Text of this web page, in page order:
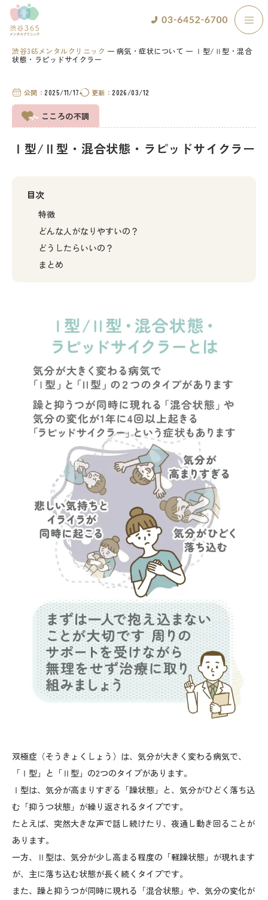
渋谷365メンタルクリニック 病気・症状について
Ⅰ型/Ⅱ型・混合
状態・ラピッドサイクラー
公開：2025/11/17 更新：2026/03/12
こころの不調
Ⅰ型/Ⅱ型・混合状態・ラピッドサイクラー
目次
特徴
どんな人がなりやすいの？
どうしたらいいの？
まとめ
双極症（そうきょくしょう）は、気分が大きく変わる病気で、
「Ⅰ型」と「Ⅱ型」の2つのタイプがあります。
Ⅰ型は、気分が高まりすぎる「躁状態」と、気分がひどく落ち込
む「抑うつ状態」が繰り返されるタイプです。
たとえば、突然大きな声で話し続けたり、夜通し動き回ることが
あります。
一方、Ⅱ型は、気分が少し高まる程度の「軽躁状態」が現れます
が、主に落ち込む状態が長く続くタイプです。
また、躁と抑うつが同時に現れる「混合状態」や、気分の変化が